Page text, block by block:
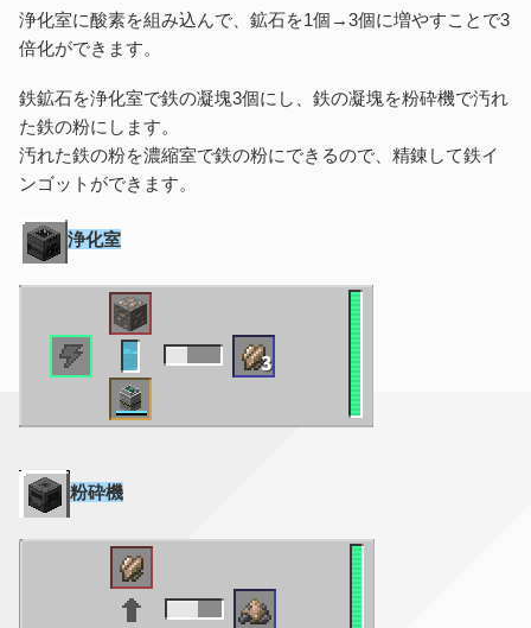
浄化室に酸素を組み込んで、鉱石を1個→3個に増やすことで3
倍化ができます。
鉄鉱石を浄化室で鉄の凝塊3個にし、鉄の凝塊を粉砕機で汚れ
た鉄の粉にします。
汚れた鉄の粉を濃縮室で鉄の粉にできるので、精錬して鉄イ
ンゴットができます。
浄化室
粉砕機